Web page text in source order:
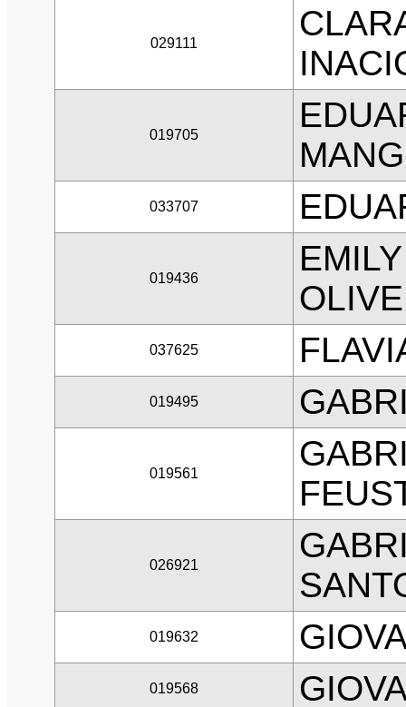
029111
019705
033707
019436
037625
019495
019561
026921
019632
019568